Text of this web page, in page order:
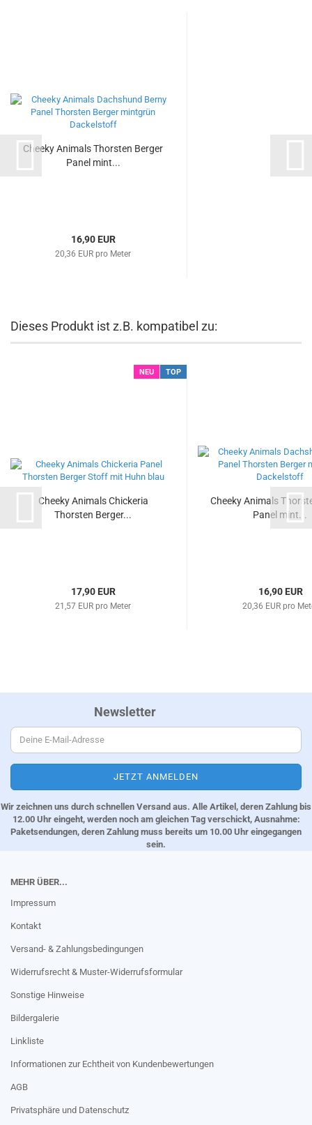
Cheeky Animals Thorsten Berger
Panel mint...
16,90 EUR
20,36 EUR pro Meter
Dieses Produkt ist z.B. kompatibel zu:
NEU TOP
Cheeky Animals Chickeria
Thorsten Berger...
17,90 EUR
21,57 EUR pro Meter
Cheeky Animals
Panel mint...
16,90 EUR
20,36 EUR pro
Newsletter
Wir zeichnen uns durch schnellen Versand aus. Alle Artikel, deren Zahlung bis
12.00 Uhr eingeht, werden noch am gleichen Tag verschickt, Ausnahme:
Paketsendungen, deren Zahlung muss bereits um 10.00 Uhr eingegangen
sein.
MEHR ÜBER...
Impressum
Kontakt
Versand- & Zahlungsbedingungen
Widerrufsrecht & Muster-Widerrufsformular
Sonstige Hinweise
Bildergalerie
Linkliste
Informationen zur Echtheit von Kundenbewertungen
AGB
Privatsphäre und Datenschutz